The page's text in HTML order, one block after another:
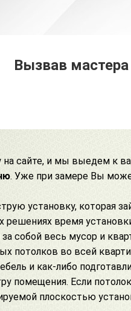
Вызвав
на сайте, и мы выедем к
. Уже при замере Вы
установку, которая
решениях время
собой весь мусор и
потолков во всей
и как-либо
помещения. Если
плоскостью